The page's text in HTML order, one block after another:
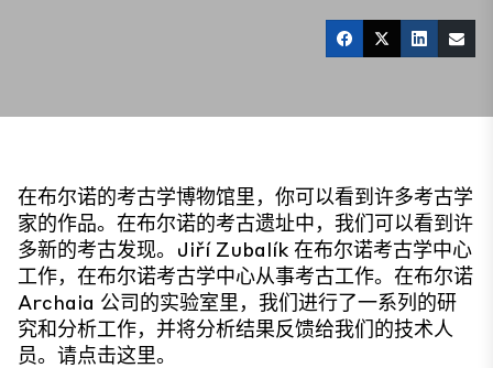
在布尔诺的考古学博物馆里，你可以看到许多考古学
家的作品。在布尔诺的考古遗址中，我们可以看到许
多新的考古发现。Jiří Zubalík 在布尔诺考古学中心
工作，在布尔诺考古学中心从事考古工作。在布尔诺
Archaia 公司的实验室里，我们进行了一系列的研
究和分析工作，并将分析结果反馈给我们的技术人
员。请点击这里。